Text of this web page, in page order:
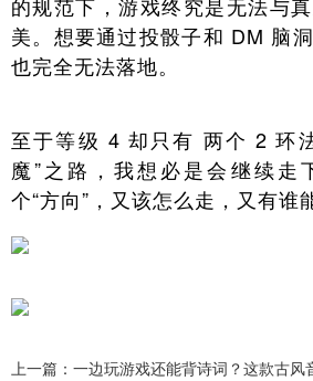
美。想要通过投骰子和 DM 脑
也完全无法落地。
至于等级 4 却只有 两个 2 环
魔”之路，我想必是会继续走
个“方向”，又该怎么走，又有谁
上一篇：一边玩游戏还能背诗词？这款古风